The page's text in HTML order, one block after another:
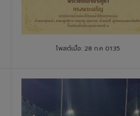
โพสต์เมื่อ: 28 ก.ค 01:35